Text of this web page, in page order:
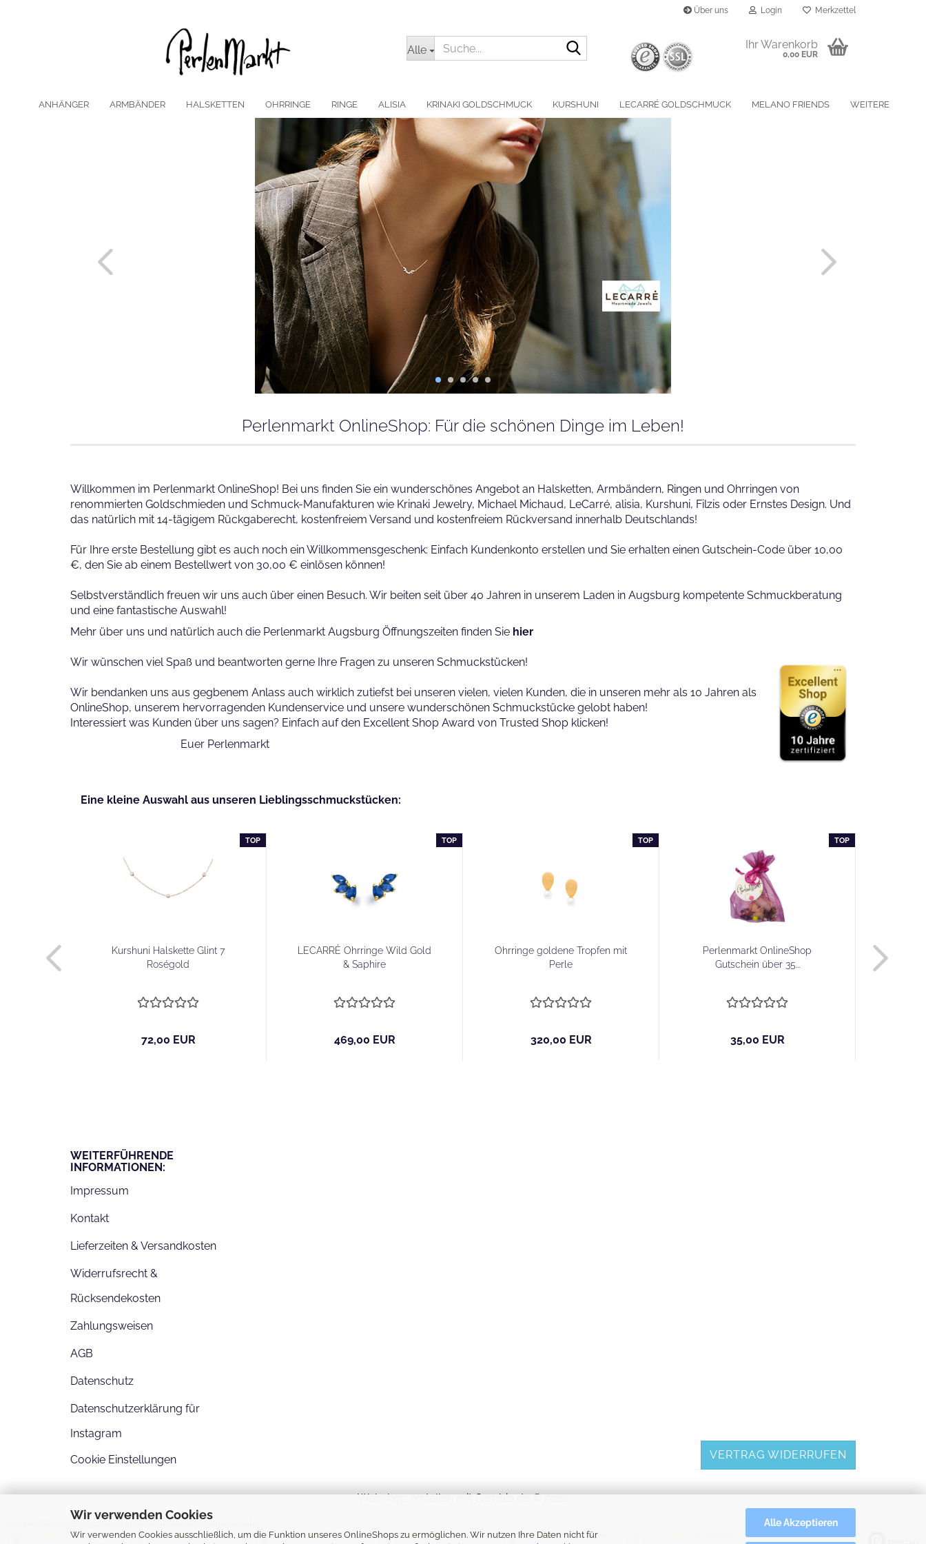
Wir verwenden Cookies
Wir verwenden Cookies ausschließlich, um die Funktion unseres OnlineShops zu ermöglichen. Wir nutzen Ihre Daten nicht für
Alle Akzeptieren
Über uns Login Merkzettel
Alle Ihr Warenkorb
0,00 EUR
ANHÄNGER ARMBÄNDER HALSKETTEN OHRRINGE RINGE ALISIA KRINAKI GOLDSCHMUCK KURSHUNI LECARRÉ GOLDSCHMUCK MELANO FRIENDS WEITERE
Perlenmarkt OnlineShop: Für die schönen Dinge im Leben!
Willkommen im Perlenmarkt OnlineShop! Bei uns finden Sie ein wunderschönes Angebot an Halsketten, Armbändern, Ringen und Ohrringen von
renommierten Goldschmieden und Schmuck-Manufakturen wie Krinaki Jewelry, Michael Michaud, LeCarré, alisia, Kurshuni, Filzis oder Ernstes Design. Und
das natürlich mit 14-tägigem Rückgaberecht, kostenfreiem Versand und kostenfreiem Rückversand innerhalb Deutschlands!
Für Ihre erste Bestellung gibt es auch noch ein Willkommensgeschenk: Einfach Kundenkonto erstellen und Sie erhalten einen Gutschein-Code über 10,00
€, den Sie ab einem Bestellwert von 30,00 € einlösen können!
Selbstverständlich freuen wir uns auch über einen Besuch. Wir beiten seit über 40 Jahren in unserem Laden in Augsburg kompetente Schmuckberatung
und eine fantastische Auswahl!
Mehr über uns und natürlich auch die Perlenmarkt Augsburg Öffnungszeiten finden Sie hier
Wir wünschen viel Spaß und beantworten gerne Ihre Fragen zu unseren Schmuckstücken!
Wir bendanken uns aus gegbenem Anlass auch wirklich zutiefst bei unseren vielen, vielen Kunden, die in unseren mehr als 10 Jahren als
OnlineShop, unserem hervorragenden Kundenservice und unsere wunderschönen Schmuckstücke gelobt haben!
Interessiert was Kunden über uns sagen? Einfach auf den Excellent Shop Award von Trusted Shop klicken!
Euer Perlenmarkt
Eine kleine Auswahl aus unseren Lieblingsschmuckstücken:
TOP
Kurshuni Halskette Glint 7
Roségold
72,00 EUR
TOP
LECARRÈ Ohrringe Wild Gold
& Saphire
469,00 EUR
TOP
Ohrringe goldene Tropfen mit
Perle
320,00 EUR
TOP
Perlenmarkt OnlineShop
Gutschein über 35...
35,00 EUR
WEITERFÜHRENDE
INFORMATIONEN:
Impressum
Kontakt
Lieferzeiten & Versandkosten
Widerrufsrecht &
Rücksendekosten
Zahlungsweisen
AGB
Datenschutz
Datenschutzerklärung für
Instagram
Cookie Einstellungen
VERTRAG WIDERRUFEN
Webshop erstellenmit Gambio.de © 2026
29.07.26▼ 28.07.26 ▼ 26.07.26▼ 04.07.26▼ 28.06.26